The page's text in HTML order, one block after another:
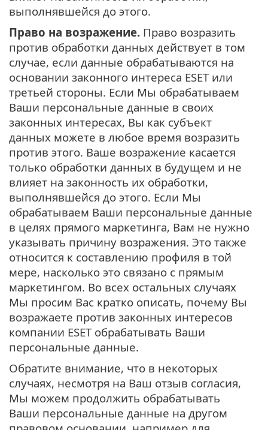
выполнявшейся до этого.
Право на возражение. Право возразить
против обработки данных действует в том
случае, если данные обрабатываются на
основании законного интереса ESET или
третьей стороны. Если Мы обрабатываем
Ваши персональные данные в своих
законных интересах, Вы как субъект
данных можете в любое время возразить
против этого. Ваше возражение касается
только обработки данных в будущем и не
влияет на законность их обработки,
выполнявшейся до этого. Если Мы
обрабатываем Ваши персональные данные
в целях прямого маркетинга, Вам не нужно
указывать причину возражения. Это также
относится к составлению профиля в той
мере, насколько это связано с прямым
маркетингом. Во всех остальных случаях
Мы просим Вас кратко описать, почему Вы
возражаете против законных интересов
компании ESET обрабатывать Ваши
персональные данные.
Обратите внимание, что в некоторых
случаях, несмотря на Ваш отзыв согласия,
Мы можем продолжить обрабатывать
Ваши персональные данные на другом